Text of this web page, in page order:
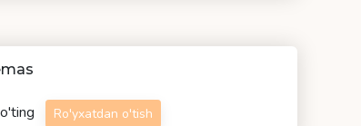
Ro'yxatdan o'tish